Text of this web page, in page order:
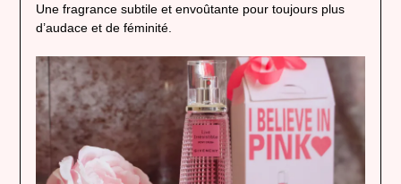
Une fragrance subtile et envoûtante pour toujours plus
d’audace et de féminité.